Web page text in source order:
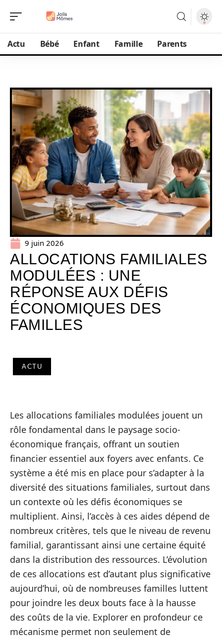
Actu Bébé Enfant Famille Parents
9 juin 2026
ALLOCATIONS FAMILIALES
MODULÉES : UNE
RÉPONSE AUX DÉFIS
ÉCONOMIQUES DES
FAMILLES
ACTU
Les allocations familiales modulées jouent un
rôle fondamental dans le paysage socio-
économique français, offrant un soutien
financier essentiel aux foyers avec enfants. Ce
système a été mis en place pour s’adapter à la
diversité des situations familiales, surtout dans
un contexte où les défis économiques se
multiplient. Ainsi, l’accès à ces aides dépend de
nombreux critères, tels que le niveau de revenu
familial, garantissant ainsi une certaine équité
dans la distribution des ressources. L’évolution
de ces allocations est d’autant plus significative
aujourd’hui, où de nombreuses familles luttent
pour joindre les deux bouts face à la hausse
des coûts de la vie. Explorer en profondeur ce
mécanisme permet non seulement de